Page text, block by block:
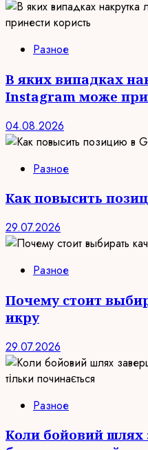
Разное
В яких випадках
Instagram може
04.08.2026
Разное
Как повысить
29.07.2026
Разное
Почему стоит
икру
29.07.2026
Разное
Коли бойовий шлях